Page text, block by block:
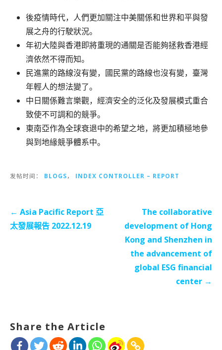
後疫情時代，人們更加關注中美關係和世界和平與發
展之舟的行駛狀況。
年初大陸與香港即將重現的通關是否能夠拯救香港經
濟依然不得而知。
民進黨的路線沒有變，國民黨的路線也沒有變，臺灣
年輕人的想法變了。
中日關係難言樂觀，經濟安全的泛化及發展模式重合
致使不可調和的競爭。
東南亞作為全球衰退中的希望之地，將更加積極地參
與到地緣競爭體系中。
发帖时间： BLOGS， INDEX CONTROLLER – REPORT
← Asia Pacific Report 亞
太發展報告 2022.12.19
The collaborative
development of Hong
Kong and Shenzhen in
the advancement of
global ESG financial
center →
Share the Article